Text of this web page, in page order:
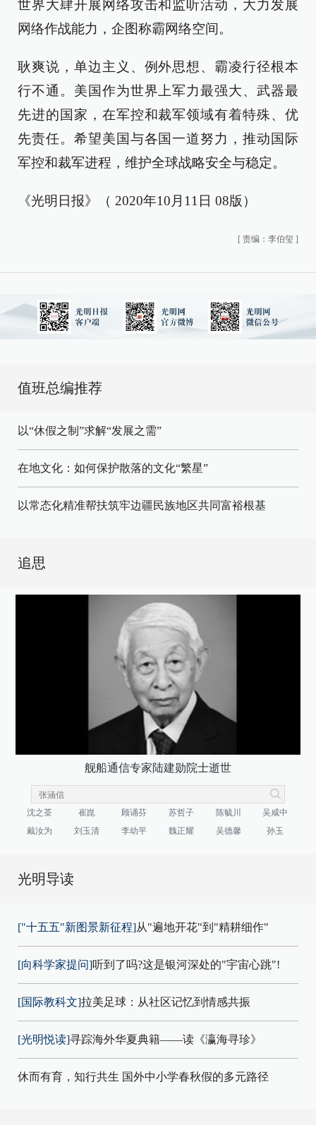
世界大肆开展网络攻击和监听活动，大力发展
网络作战能力，企图称霸网络空间。
耿爽说，单边主义、例外思想、霸凌行径根本
行不通。美国作为世界上军力最强大、武器最
先进的国家，在军控和裁军领域有着特殊、优
先责任。希望美国与各国一道努力，推动国际
军控和裁军进程，维护全球战略安全与稳定。
《光明日报》（ 2020年10月11日 08版）
[ 责编：李伯玺 ]
值班总编推荐
以“休假之制”求解“发展之需”
在地文化：如何保护散落的文化“繁星”
以常态化精准帮扶筑牢边疆民族地区共同富裕根基
追思
舰船通信专家陆建勋院士逝世
沈之荃 崔崑 顾诵芬 苏哲子 陈毓川
吴咸中
戴汝为
刘玉清 李幼平 魏正耀 吴德馨 孙玉
光明导读
["十五五"新图景新征程]从"遍地开花"到"精耕细作"
[向科学家提问]听到了吗?这是银河深处的"宇宙心跳"!
[国际教科文]拉美足球：从社区记忆到情感共振
[光明悦读]寻踪海外华夏典籍——读《瀛海寻珍》
休而有育，知行共生 国外中小学春秋假的多元路径